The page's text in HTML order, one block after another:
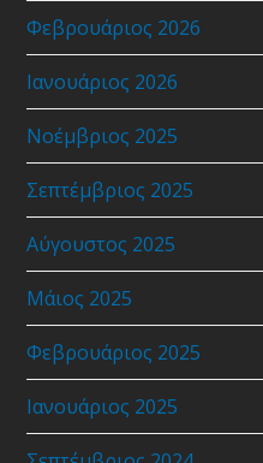
Φεβρουάριος 2026
Ιανουάριος 2026
Νοέμβριος 2025
Σεπτέμβριος 2025
Αύγουστος 2025
Μάιος 2025
Φεβρουάριος 2025
Ιανουάριος 2025